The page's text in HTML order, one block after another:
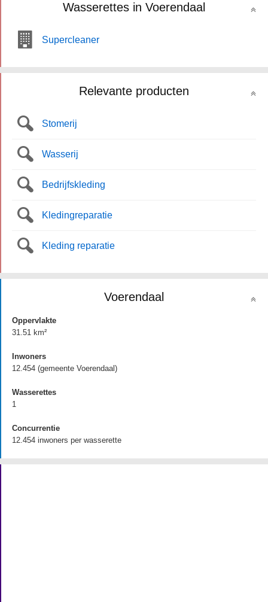
Wasserettes in Voerendaal
Supercleaner
Relevante producten
Stomerij
Wasserij
Bedrijfskleding
Kledingreparatie
Kleding reparatie
Voerendaal
Oppervlakte
31.51 km²
Inwoners
12.454 (gemeente Voerendaal)
Wasserettes
1
Concurrentie
12.454 inwoners per wasserette